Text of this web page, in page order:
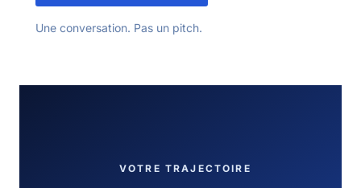
Une conversation. Pas un pitch.
VOTRE TRAJECTOIRE